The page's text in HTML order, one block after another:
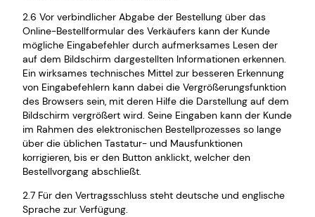
2.6 Vor verbindlicher Abgabe der Bestellung über das
Online-Bestellformular des Verkäufers kann der Kunde
mögliche Eingabefehler durch aufmerksames Lesen der
auf dem Bildschirm dargestellten Informationen erkennen.
Ein wirksames technisches Mittel zur besseren Erkennung
von Eingabefehlern kann dabei die Vergrößerungsfunktion
des Browsers sein, mit deren Hilfe die Darstellung auf dem
Bildschirm vergrößert wird. Seine Eingaben kann der Kunde
im Rahmen des elektronischen Bestellprozesses so lange
über die üblichen Tastatur- und Mausfunktionen
korrigieren, bis er den Button anklickt, welcher den
Bestellvorgang abschließt.
2.7 Für den Vertragsschluss steht deutsche und englische
Sprache zur Verfügung.